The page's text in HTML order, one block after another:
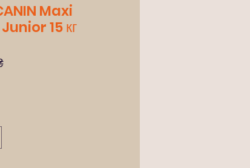
Maxi
15 кг
Ціна